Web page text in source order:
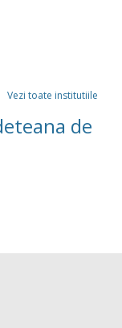
Vezi toate institutiile
de